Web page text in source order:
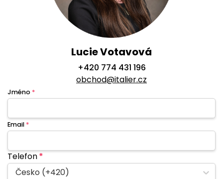
Lucie Votavová
+420 774 431 196
obchod@italier.cz
Jméno *
Email *
Telefon*
Česko (+420)